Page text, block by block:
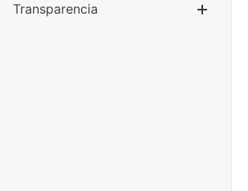
Transparencia